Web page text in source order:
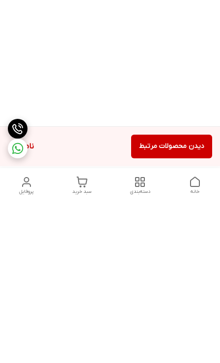
ناموجود دیدن محصولات مرتبط
پروفایل سبد خرید دسته‌بندی خانه